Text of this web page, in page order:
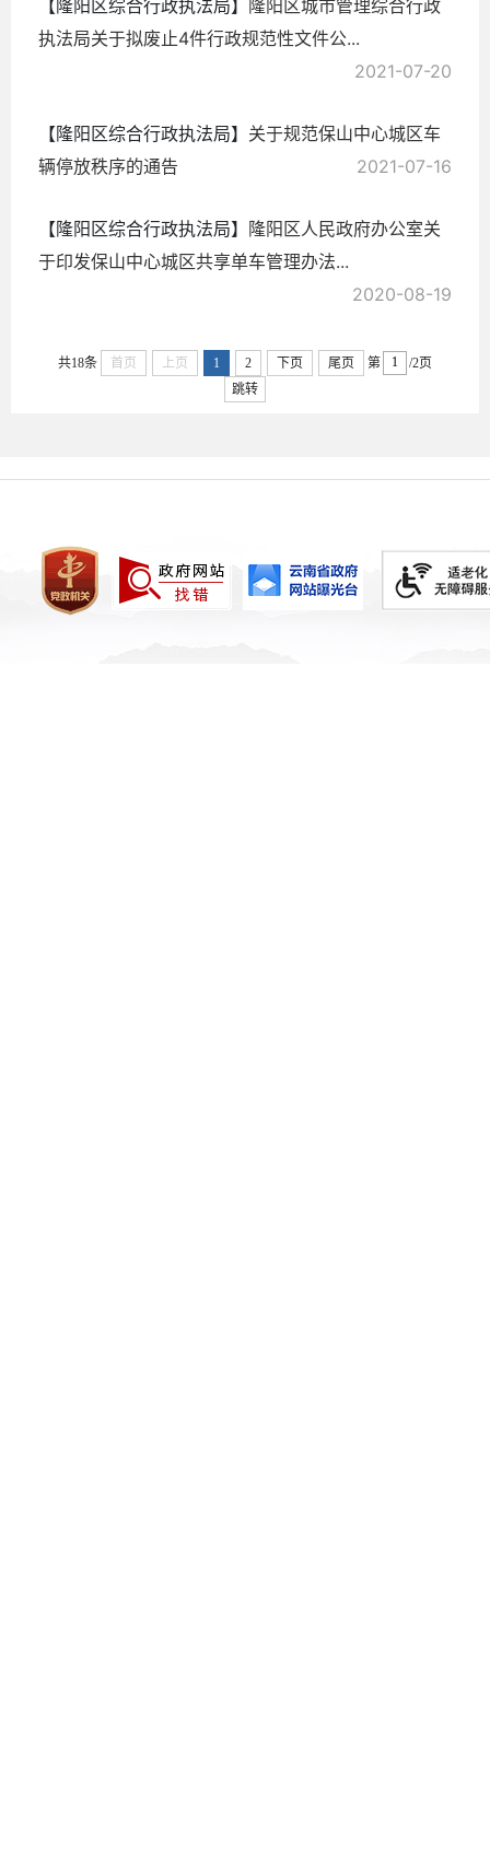
【隆阳区综合行政执法局】
隆阳区城市管理综合行政
执法局关于拟废止4件行政规范性文件公...
2021-07-20
【隆阳区综合行政执法局】 关于规范保山中心城区车
辆停放秩序的通告
2021-07-16
【隆阳区综合行政执法局】 隆阳区人民政府办公室关
于印发保山中心城区共享单车管理办法...
2020-08-19
共18条 首页 上页 1 2 下页 尾页 第
/2页
跳转